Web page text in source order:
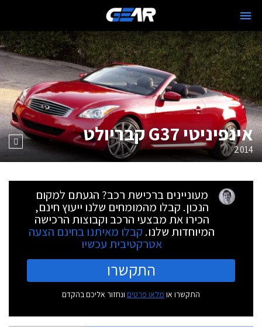
אינפיניטי G37 קבריולט
2014
מעוניינים ברכישת רכב? הגעתם למקום
הנכון. קבלו מהמומחים שלנו ייעוץ חינם,
הכירו את מבצעי הרכב וקבוצות הרכישה
המיוחדות שלנו. קבלו מאיתנו בחינם הצעה
אטרקטיבית עכשיו
התקשרו
התקשרו או מלאו פרטים ונחזור אליכם בהקדם